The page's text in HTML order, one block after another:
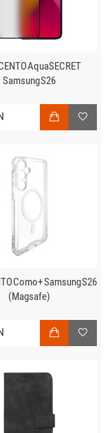
AquaSECRET
Samsung S26
Como+ Samsung S26
(Magsafe)